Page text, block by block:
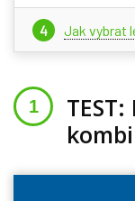
Jak vybrat